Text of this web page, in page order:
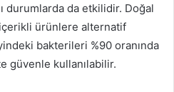
durumlarda da etkilidir. Doğal
içerikli ürünlere alternatif
bakterileri %90 oranında
güvenle kullanılabilir.